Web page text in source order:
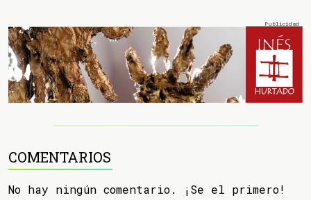
COMENTARIOS
No hay ningún comentario. ¡Se el primero!